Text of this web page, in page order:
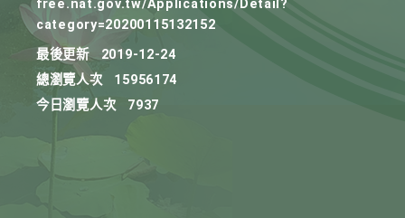
free.nat.gov.tw/Applications/Detail?
category=20200115132152
最後更新
2019-12-24
總瀏覽人次
15956174
今日瀏覽人次
7937